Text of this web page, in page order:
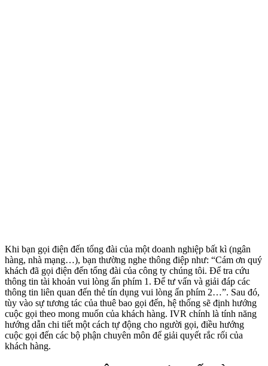
Khi bạn gọi điện đến tổng đài của một doanh nghiệp bất kì (ngân
hàng, nhà mạng…), bạn thường nghe thông điệp như: “Cám ơn quý
khách đã gọi điện đến tổng đài của công ty chúng tôi. Để tra cứu
thông tin tài khoản vui lòng ấn phím 1. Để tư vấn và giải đáp các
thông tin liên quan đến thẻ tín dụng vui lòng ấn phím 2…”. Sau đó,
tùy vào sự tương tác của thuê bao gọi đến, hệ thống sẽ định hướng
cuộc gọi theo mong muốn của khách hàng. IVR chính là tính năng
hướng dẫn chi tiết một cách tự động cho người gọi, điều hướng
cuộc gọi đến các bộ phận chuyên môn để giải quyết rắc rối của
khách hàng.